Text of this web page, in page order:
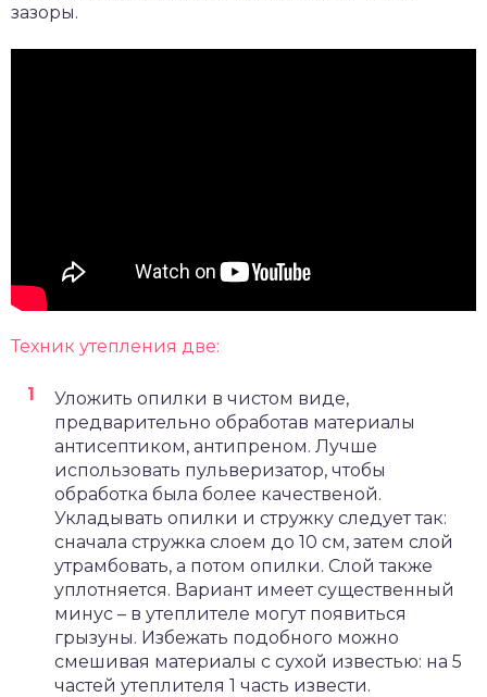
зазоры.
Техник утепления две:
Уложить опилки в чистом виде,
предварительно обработав материалы
антисептиком, антипреном. Лучше
использовать пульверизатор, чтобы
обработка была более качественой.
Укладывать опилки и стружку следует так:
сначала стружка слоем до 10 см, затем слой
утрамбовать, а потом опилки. Слой также
уплотняется. Вариант имеет существенный
минус – в утеплителе могут появиться
грызуны. Избежать подобного можно
смешивая материалы с сухой известью: на 5
частей утеплителя 1 часть извести.